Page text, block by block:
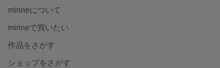
minneについて
minneで買いたい
作品をさがす
ショップをさがす